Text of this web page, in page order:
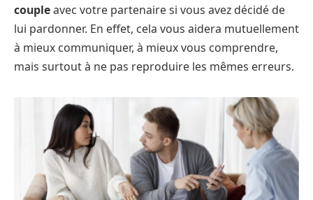
coupleavec votre partenaire si vous avez décidé de
lui pardonner. En effet, cela vous aidera mutuellement
à mieux communiquer, à mieux vous comprendre,
mais surtout à ne pas reproduire les mêmes erreurs.